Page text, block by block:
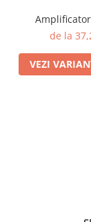
de la
VEZI